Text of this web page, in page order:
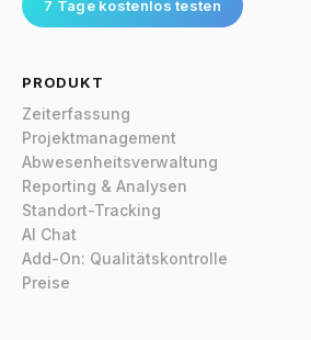
7 Tage kostenlos testen
PRODUKT
Zeiterfassung
Projektmanagement
Abwesenheitsverwaltung
Reporting & Analysen
Standort-Tracking
AI Chat
Add-On: Qualitätskontrolle
Preise